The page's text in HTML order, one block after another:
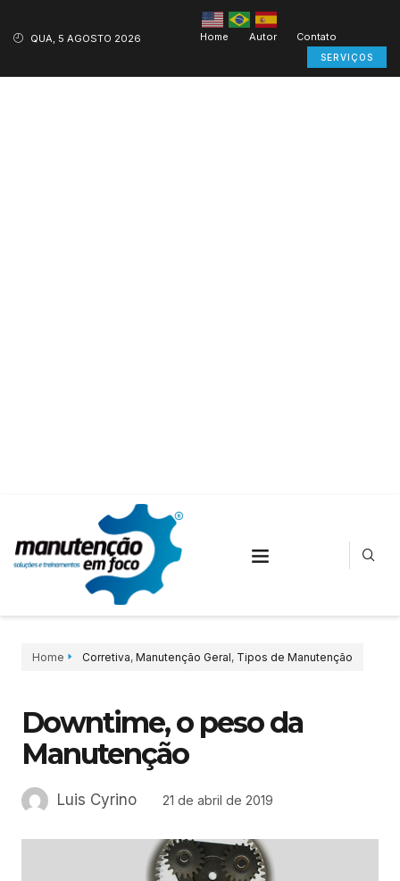
QUA, 5 AGOSTO 2026 Home Autor Contato
SERVIÇOS
Home Corretiva, Manutenção Geral, Tipos de Manutenção
Downtime, o peso da
Manutenção
Luis Cyrino 21 de abril de 2019